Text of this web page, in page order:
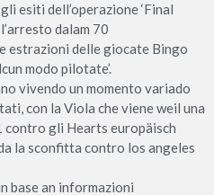
esiti dell’operazione ‘Final
dalam 70
estrazioni delle giocate Bingo
modo pilotate’.
vivendo un momento variado
con la Viola che viene weil una
gli Hearts europäisch
la sconfitta contro los angeles
base an informazioni